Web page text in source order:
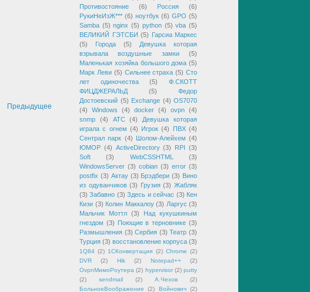
Предыдущее
Противостояние
(6) Россия
(6)
РукиНеИзЖ*** (6) ноутбук (6) GPO (5)
Samba (5) nginx (5) python (5) vba (5)
ВЕЛИКИЙ ГЭТСБИ (5)
Гарсиа Маркес
(5)
Города (5)
Девушка которая
взрывала воздушные замки
(5)
Маленькая хозяйка большого дома (5)
Марк Леви (5) Сильнее страха (5) Сто
лет одиночества
(5)
Ф.СКОТТ
ФИЦДЖЕРАЛЬД
(5)
Федор
Достоевский (5) Exchange (4) OS7070
(4)
Windows (4) docker (4) ovpn (4)
snmp
(4) АТС (4)
Девушка которая
играла с огнем (4) Игрок (4) ПВХ (4)
Сентрал парк (4) Шолом-Алейхем (4)
ЮМОР (4) ActiveDirectory (3) RPI
(3)
Soft
(3) WebCSSHTML
(3)
WindowsServer (3) cobian (3) error (3)
postfix (3) Актау (3) Брэдбери (3) Вино
из одуванчиков (3) Грузия (3) Жабляк
(3) Забавно (3) Здесь и сейчас (3) Кен
Кизи (3) Колин Маккалоу (3) Ларгус (3)
Мальчик Моттл (3)
Над кукушкиным
гнездом (3) Поющие в терновнике (3)
Размышления (3) Сербия (3) Театр (3)
Турция (3) восстановление корпуса (3)
1Q84 (2) 1СКонвертация (2) Chrome (2)
DVR
(2) Hik (2) Notepad++
(2)
OvpnМимоРоутера (2) hypervisor (2) putty
(2)
sendmail (2) А.Чехов
(2)
БольноеВоображение
(2) Войнович (2)